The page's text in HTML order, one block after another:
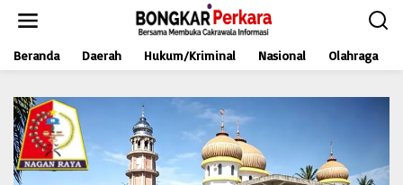
t
Beranda Daerah Hukum/Kriminal Nasional Olahraga